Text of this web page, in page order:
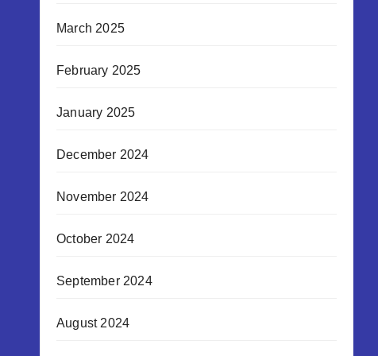
March 2025
February 2025
January 2025
December 2024
November 2024
October 2024
September 2024
August 2024